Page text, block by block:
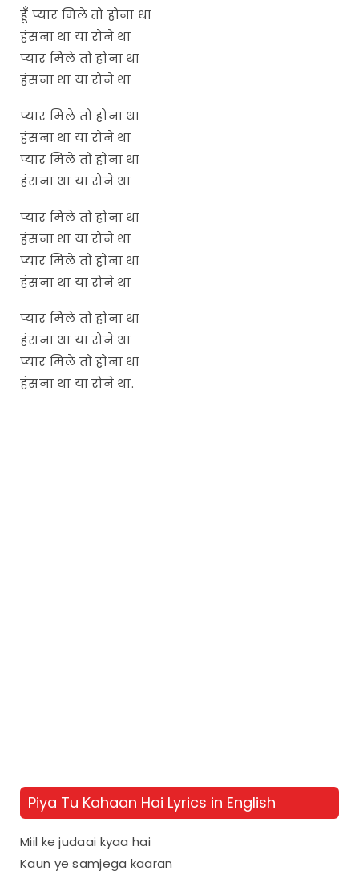
हूँ प्यार मिले तो होना था
हंसना था या रोने था
प्यार मिले तो होना था
हंसना था या रोने था
प्यार मिले तो होना था
हंसना था या रोने था
प्यार मिले तो होना था
हंसना था या रोने था
प्यार मिले तो होना था
हंसना था या रोने था
प्यार मिले तो होना था
हंसना था या रोने था
प्यार मिले तो होना था
हंसना था या रोने था
प्यार मिले तो होना था
हंसना था या रोने था.
Piya Tu Kahaan Hai Lyrics in English
Miil ke judaai kyaa hai
Kaun ye samjega kaaran